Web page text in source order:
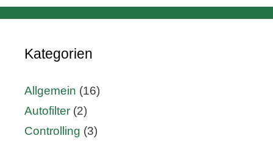
Kategorien
Allgemein (16)
Autofilter (2)
Controlling (3)